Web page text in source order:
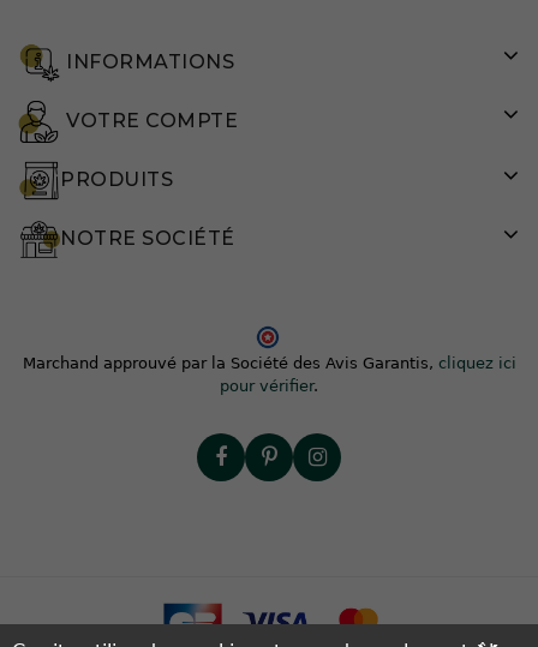
INFORMATIONS
VOTRE COMPTE
PRODUITS
NOTRE SOCIÉTÉ
Marchand approuvé par la Société des Avis Garantis, cliquez ici
pour vérifier.